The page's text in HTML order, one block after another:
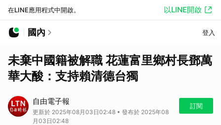
在LINE應用程式中開啟。 以LINE開啟
國內 登入
未棄中國籍被解職 花蓮富里鄉村長鄧萬
華大酸：支持賴清德台獨
自由電子報
更新於 2025年08月03日02:48 • 發布於 2025年08
月03日02:48
訂閱